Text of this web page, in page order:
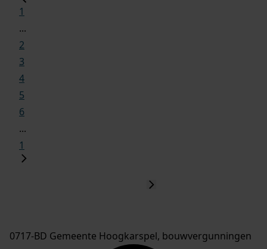
1
...
2
3
4
5
6
...
1
0717-BD Gemeente Hoogkarspel, bouwvergunningen